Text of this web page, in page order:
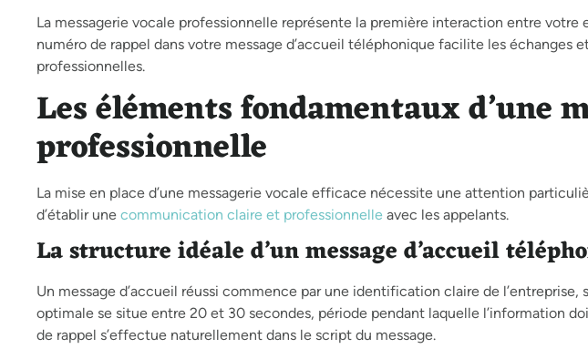
La messagerie vocale professionnelle représente la première interaction entre votre
numéro de rappel dans votre message d’accueil téléphonique facilite les échanges
professionnelles.
Les éléments fondamentaux d’une
professionnelle
La mise en place d’une messagerie vocale efficace nécessite une attention
d’établir une communication claire et professionnelle avec les appelants.
La structure idéale d’un message d’accueil
Un message d’accueil réussi commence par une identification claire de
optimale se situe entre 20 et 30 secondes, période pendant laquelle l’information
de rappel s’effectue naturellement dans le script du message.